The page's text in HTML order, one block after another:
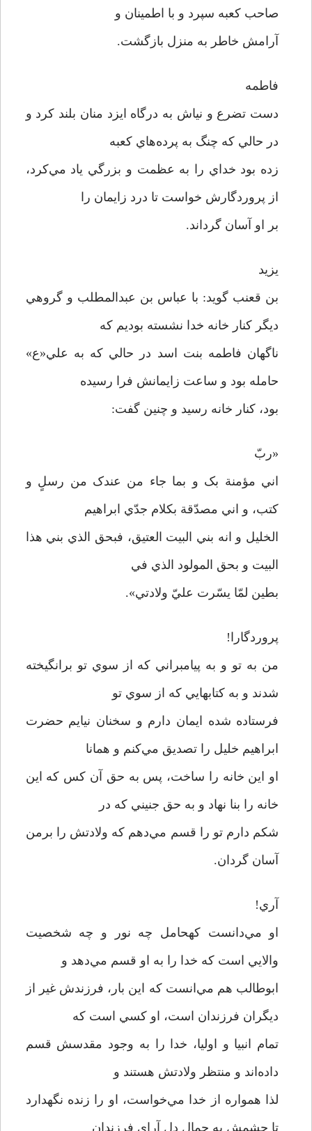
صاحب کعبه سپرد و با اطمينان و
آرامش خاطر به منزل بازگشت.
فاطمه
دست تضرع و نياش به درگاه ايزد منان بلند کرد و
در حالي که چنگ به پرده‌هاي کعبه
زده بود خداي را به عظمت و بزرگي ياد مي‌کرد،
از پروردگارش خواست تا درد زايمان را
بر او آسان گرداند.
يزيد
بن قعنب گويد: با عباس بن عبدالمطلب و گروهي
ديگر کنار خانه خدا نشسته بوديم که
ناگهان فاطمه بنت اسد در حالي که به علي«ع»
حامله بود و ساعت زايمانش فرا رسيده
بود، کنار خانه رسيد و چنين گفت:
«ربّ
اني مؤمنة بک و بما جاء من عندک من رسلٍ و
کتب، و اني مصدّقة بکلام جدّي ابراهيم
الخليل و انه بني البيت العتيق، فبحق الذي بني هذا
البيت و بحق المولود الذي في
بطين لمّا يسّرت عليّ ولادتي».
پروردگارا!
من به تو و به پيامبراني که از سوي تو برانگيخته
شدند و به کتابهايي که از سوي تو
فرستاده شده ايمان دارم و سخنان نيايم حضرت
ابراهيم خليل را تصديق مي‌کنم و همانا
او اين خانه را ساخت، پس به حق آن کس که اين
خانه را بنا نهاد و به حق جنيني که در
شکم دارم تو را قسم مي‌دهم که ولادتش را برمن
آسان گردان.
آري!
او مي‌دانست کهحامل چه نور و چه شخصيت
والايي است که خدا را به او قسم مي‌دهد و
ابوطالب هم مي‌انست که اين بار، فرزندش غير از
ديگران فرزندان است، او کسي است که
تمام انبيا و اوليا، خدا را به وجود مقدسش قسم
داده‌اند و منتظر ولادتش هستند و
لذا همواره از خدا مي‌خواست، او را زنده نگهدارد
تا چشمش به جمال دل آراي فرزندان